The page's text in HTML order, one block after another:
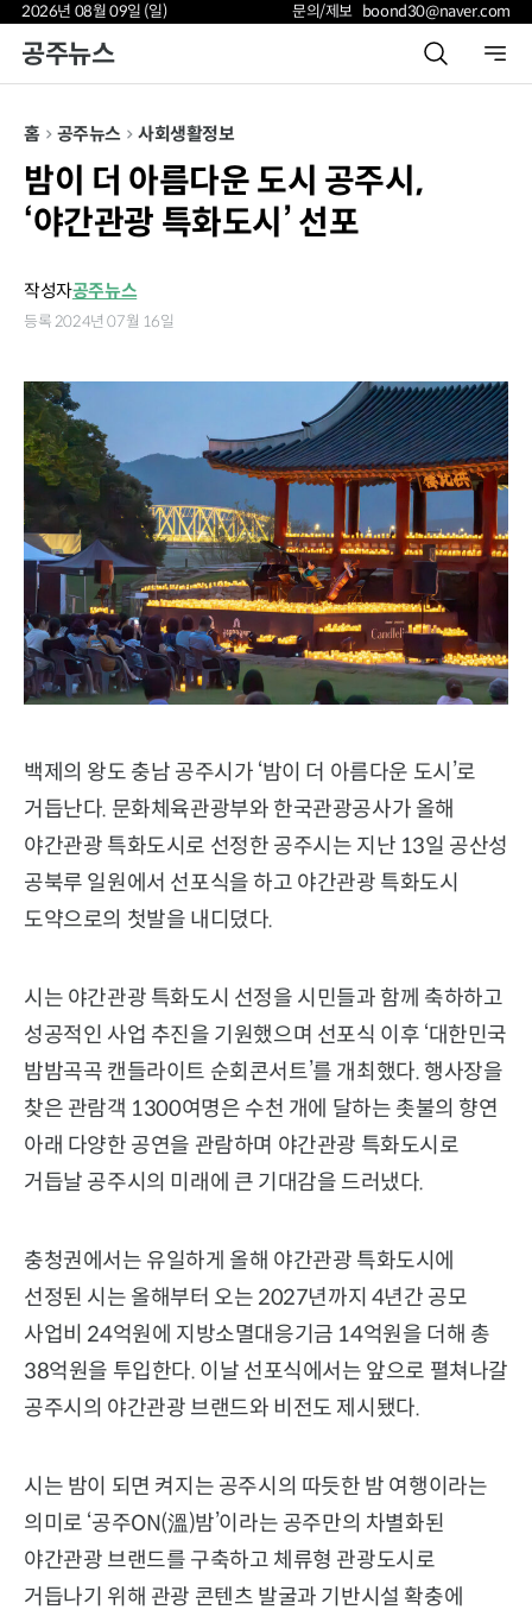
2026년 08월 09일 (일) 문의/제보 boond30@naver.com
공주뉴스
홈 공주뉴스 사회생활정보
밤이 더 아름다운 도시 공주시,
‘야간관광 특화도시’ 선포
작성자공주뉴스
등록 2024년 07월 16일
백제의 왕도 충남 공주시가 ‘밤이 더 아름다운 도시’로
거듭난다. 문화체육관광부와 한국관광공사가 올해
야간관광 특화도시로 선정한 공주시는 지난 13일 공산성
공북루 일원에서 선포식을 하고 야간관광 특화도시
도약으로의 첫발을 내디뎠다.
시는 야간관광 특화도시 선정을 시민들과 함께 축하하고
성공적인 사업 추진을 기원했으며 선포식 이후 ‘대한민국
밤밤곡곡 캔들라이트 순회콘서트’를 개최했다. 행사장을
찾은 관람객 1300여명은 수천 개에 달하는 촛불의 향연
아래 다양한 공연을 관람하며 야간관광 특화도시로
거듭날 공주시의 미래에 큰 기대감을 드러냈다.
충청권에서는 유일하게 올해 야간관광 특화도시에
선정된 시는 올해부터 오는 2027년까지 4년간 공모
사업비 24억원에 지방소멸대응기금 14억원을 더해 총
38억원을 투입한다. 이날 선포식에서는 앞으로 펼쳐나갈
공주시의 야간관광 브랜드와 비전도 제시됐다.
시는 밤이 되면 켜지는 공주시의 따듯한 밤 여행이라는
의미로 ‘공주ON(溫)밤’이라는 공주만의 차별화된
야간관광 브랜드를 구축하고 체류형 관광도시로
거듭나기 위해 관광 콘텐츠 발굴과 기반시설 확충에